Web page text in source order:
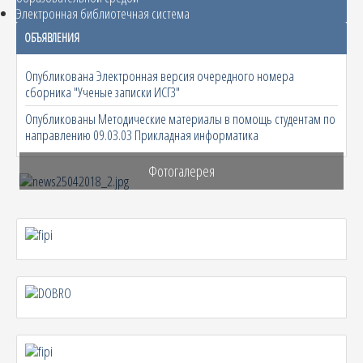
Электронная библиотечная система
ОБЪЯВЛЕНИЯ
Опубликована Электронная версия очередного номера
сборника "Ученые записки ИСГЗ"
Опубликованы Методические материалы в помощь студентам по
направлению 09.03.03 Прикладная информатика
Фотогалерея